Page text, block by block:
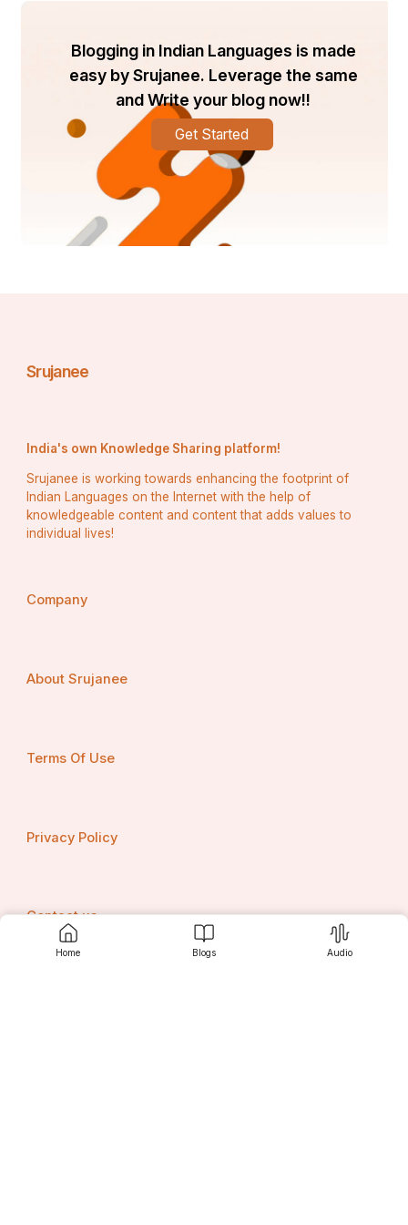
Home Blogs Audio
Blogging in Indian Languages is made
easy by Srujanee. Leverage the same
and Write your blog now!!
Get Started
Srujanee
India's own Knowledge Sharing platform!
Srujanee is working towards enhancing the footprint of
Indian Languages on the Internet with the help of
knowledgeable content and content that adds values to
individual lives!
Company
About Srujanee
Terms Of Use
Privacy Policy
Contact us